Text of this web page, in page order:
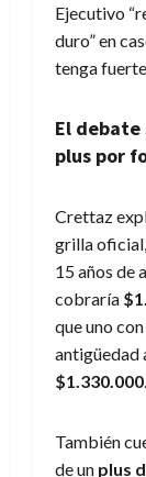
Ejecutivo
duro” en
tenga
El
plus por
Crettaz
grilla
15 años de
cobraría
que uno
antigüedad
$1.330.000.
También
de un plus